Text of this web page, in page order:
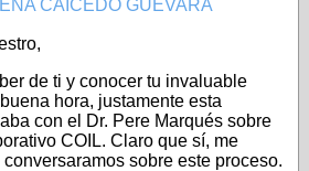
CAICEDO GUEVARA
de ti y conocer tu invaluable
buena hora, justamente esta
con el Dr. Pere Marqués sobre
COIL. Claro que sí, me
conversaramos sobre este proceso.